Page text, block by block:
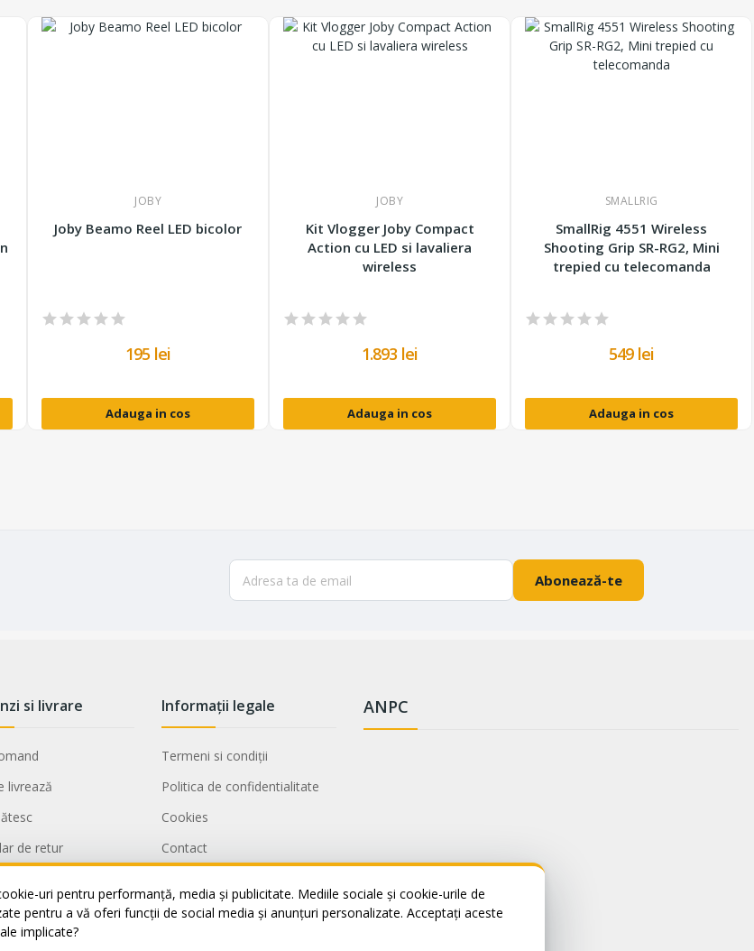
JOBY
Joby Beamo Reel LED bicolor
195 lei
Adauga in cos
JOBY
Kit Vlogger Joby Compact
Action cu LED si lavaliera
wireless
1.893 lei
Adauga in cos
SMALLRIG
SmallRig 4551 Wireless
Shooting Grip SR-RG2, Mini
trepied cu telecomanda
549 lei
Adauga in cos
Abonează-te
si livrare
livrează
de retur
Corporate
Informații legale
Termeni si condiții
Politica de confidentialitate
Cookies
Contact
ANPC
uri pentru performanță, media și publicitate. Mediile sociale și cookie-urile de
pentru a vă oferi funcții de social media și anunțuri personalizate. Acceptați aceste
implicate?